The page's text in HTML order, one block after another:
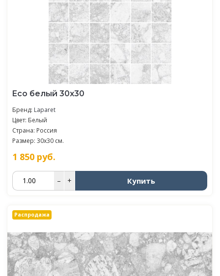
Eco белый 30х30
Бренд: Laparet
Цвет: Белый
Страна: Россия
Размер: 30x30 см.
1 850 руб.
– + Купить
Распродажа